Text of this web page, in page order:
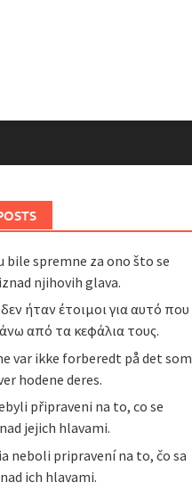
bile spremne za ono što se
njihovih glava.
ήταν έτοιμοι για αυτό που
από τα κεφάλια τους.
var ikke forberedt på det som
hodene deres.
připraveni na to, co se
jejich hlavami.
neboli pripravení na to, čo sa
ich hlavami.